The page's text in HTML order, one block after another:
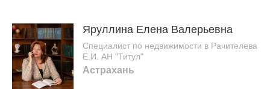
Яруллина Елена Валерьевна
Специалист по недвижимости в Рачителева
Е.И. АН "Титул"
Астрахань